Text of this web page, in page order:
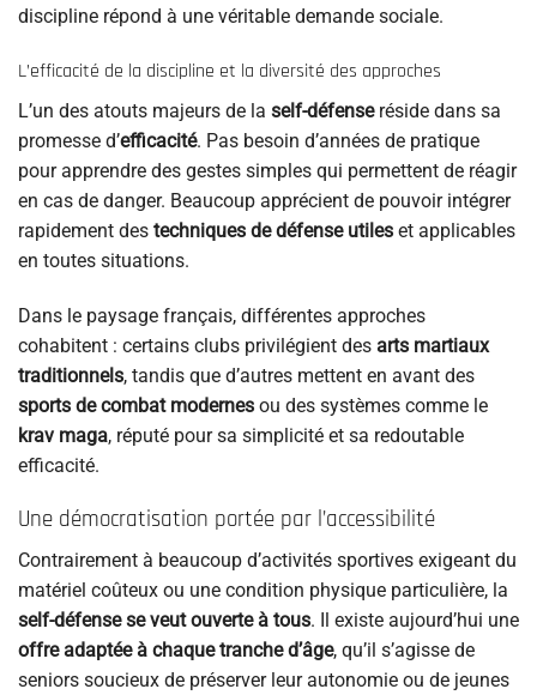
discipline répond à une véritable demande sociale.
L’efficacité de la discipline et la diversité des approches
L’un des atouts majeurs de la self-défenseréside dans sa
promesse d’efficacité. Pas besoin d’années de pratique
pour apprendre des gestes simples qui permettent de réagir
en cas de danger. Beaucoup apprécient de pouvoir intégrer
rapidement des techniques de défense utiles et applicables
en toutes situations.
Dans le paysage français, différentes approches
cohabitent : certains clubs privilégient des arts martiaux
traditionnels, tandis que d’autres mettent en avant des
sports de combat modernes ou des systèmes comme le
krav maga, réputé pour sa simplicité et sa redoutable
efficacité.
Une démocratisation portée par l’accessibilité
Contrairement à beaucoup d’activités sportives exigeant du
matériel coûteux ou une condition physique particulière, la
self-défense se veut ouverte à tous. Il existe aujourd’hui une
offre adaptée à chaque tranche d’âge, qu’il s’agisse de
seniors soucieux de préserver leur autonomie ou de jeunes